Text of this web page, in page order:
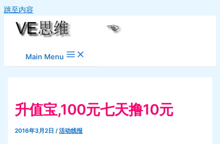
跳至内容
Main Menu
升值宝,100元七天撸10元
2016年3月2日/活动线报